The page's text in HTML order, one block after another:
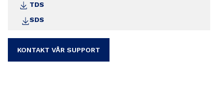
TDS
SDS
KONTAKT VÅR SUPPORT